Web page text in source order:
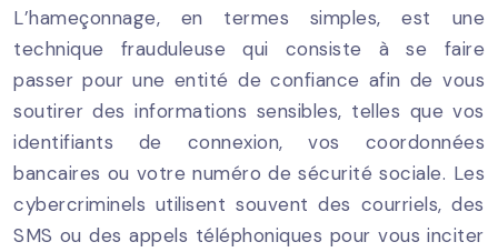
L’hameçonnage, en termes simples, est une
technique frauduleuse qui consiste à se faire
passer pour une entité de confiance afin de vous
soutirer des informations sensibles, telles que vos
identifiants de connexion, vos coordonnées
bancaires ou votre numéro de sécurité sociale. Les
cybercriminels utilisent souvent des courriels, des
SMS ou des appels téléphoniques pour vous inciter